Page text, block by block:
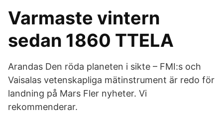
Varmaste vintern
sedan 1860 TTELA
Arandas Den röda planeten i sikte – FMI:s och
Vaisalas vetenskapliga mätinstrument är redo för
landning på Mars Fler nyheter. Vi
rekommenderar.